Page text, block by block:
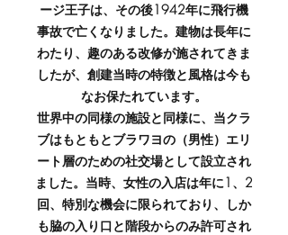
ージ王子は、その後1942年に飛行機
事故で亡くなりました。建物は長年に
わたり、趣のある改修が施されてきま
したが、創建当時の特徴と風格は今も
なお保たれています。
世界中の同様の施設と同様に、当クラ
ブはもともとブラワヨの（男性）エリ
ート層のための社交場として設立され
ました。当時、女性の入店は年に1、2
回、特別な機会に限られており、しか
も脇の入り口と階段からのみ許可され